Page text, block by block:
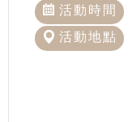
活動時間
活動地點